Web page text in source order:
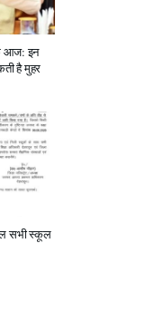
आज: इन
है मुहर
सभी स्कूल